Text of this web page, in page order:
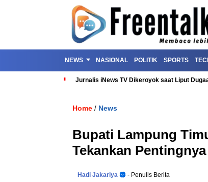
NEWS NASIONAL POLITIK SPORTS
Jurnalis iNews TV Dikeroyok saat Liput
Home / News
Bupati Lampung
Tekankan
Hadi Jakariya
- Penulis Berita